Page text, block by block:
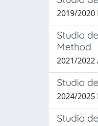
2019/2020
Studio
Method
2021/2022
Studio
2024/2025
Studio